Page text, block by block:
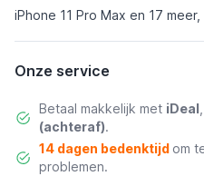
iPhone 11 Pro Max en 17
Onze service
Betaal makkelijk met iDeal
(achteraf).
14 dagen bedenktijd om
problemen.